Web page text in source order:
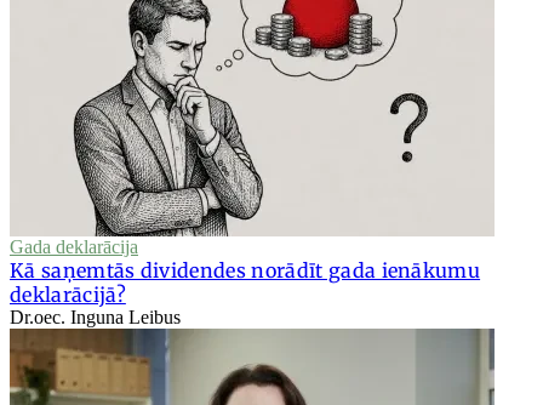
Gada deklarācija
Kā saņemtās dividendes norādīt gada ienākumu
deklarācijā?
Dr.oec. Inguna Leibus